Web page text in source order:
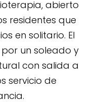
abierto
residentes que
en solitario. El
un soleado y
con salida a
servicio de